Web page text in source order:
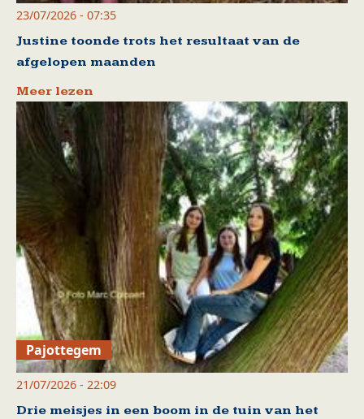
23/07/2026 - 07:35
Justine toonde trots het resultaat van de
afgelopen maanden
Meer lezen
Pajottegem
21/07/2026 - 22:09
Drie meisjes in een boom in de tuin van het